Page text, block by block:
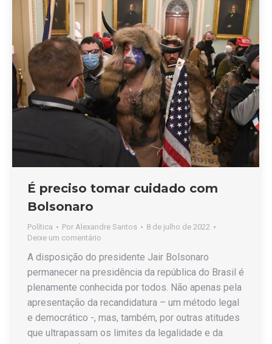
É preciso tomar cuidado com
Bolsonaro
Política Por Alexandre Santos
8 de julho de 2022
Deixe um comentário
A disposição do presidente Jair Bolsonaro
permanecer na presidência da república do Brasil é
plenamente conhecida por todos. Não apenas pela
apresentação da recandidatura – um método legal
e democrático -, mas, também, por outras atitudes
que ultrapassam os limites da legalidade e da